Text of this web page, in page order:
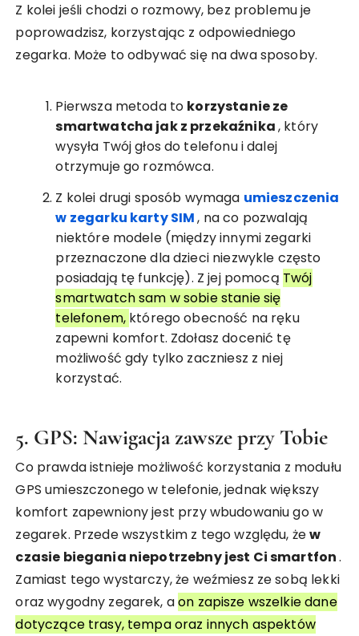
Z kolei jeśli chodzi o rozmowy, bez problemu je
poprowadzisz, korzystając z odpowiedniego
zegarka. Może to odbywać się na dwa sposoby.
Pierwsza metoda to korzystanie ze
smartwatcha jak z przekaźnika, który
wysyła Twój głos do telefonu i dalej
otrzymuje go rozmówca.
Z kolei drugi sposób wymaga umieszczenia
w zegarku karty SIM, na co pozwalają
niektóre modele (między innymi zegarki
przeznaczone dla dzieci niezwykle często
posiadają tę funkcję). Z jej pomocą Twój
smartwatch sam w sobie stanie się
telefonem, którego obecność na ręku
zapewni komfort. Zdołasz docenić tę
możliwość gdy tylko zaczniesz z niej
korzystać.
5. GPS: Nawigacja zawsze przy Tobie
Co prawda istnieje możliwość korzystania z modułu
GPS umieszczonego w telefonie, jednak większy
komfort zapewniony jest przy wbudowaniu go w
zegarek. Przede wszystkim z tego względu, żew
czasie biegania niepotrzebny jest Ci smartfon.
Zamiast tego wystarczy, że weźmiesz ze sobą lekki
oraz wygodny zegarek, aon zapisze wszelkie dane
dotyczące trasy, tempa oraz innych aspektów